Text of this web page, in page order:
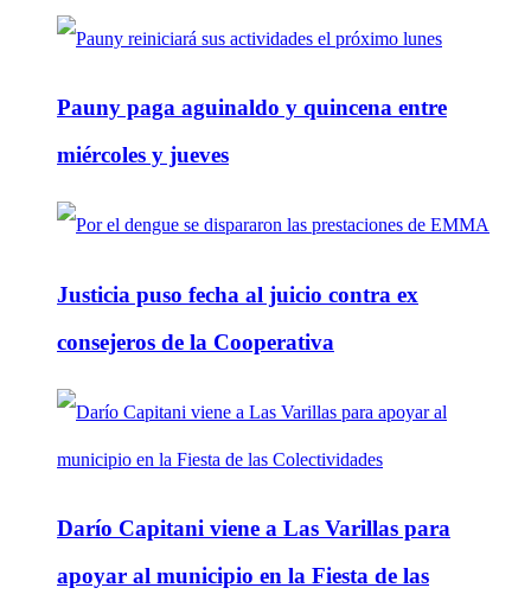
Pauny paga aguinaldo y quincena entre
miércoles y jueves
Justicia puso fecha al juicio contra ex
consejeros de la Cooperativa
Darío Capitani viene a Las Varillas para
apoyar al municipio en la Fiesta de las